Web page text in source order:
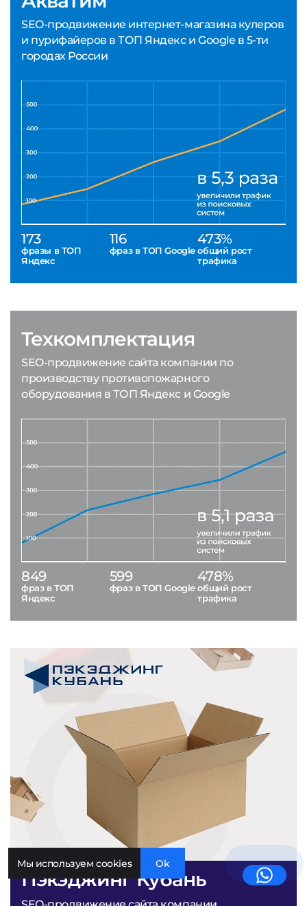
SEO-продвижение интернет-магазина кулеров
и пурифайеров в ТОП Яндекс и Google в 5-ти
городах России
173
фразы в ТОП
Яндекс
116
фраз в ТОП Google
473%
общий рост
трафика
Пэкэджинг Кубань
Техкомплектация
SEO-продвижение сайта компании по
производству противопожарного
оборудования в ТОП Яндекс и Google
849
фраз в ТОП
Яндекс
599
фраз в ТОП Google
478%
общий рост
трафика
Мы используем cookies Ok